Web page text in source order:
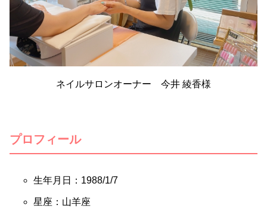
ネイルサロンオーナー 今井 綾香様
プロフィール
生年月日：1988/1/7
星座：山羊座